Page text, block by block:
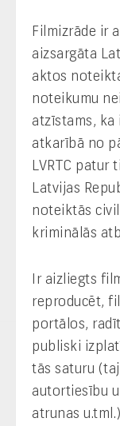
Filmizrāde ir
aizsargāta
aktos
noteikumu
atzīstams,
atkarībā no
LVRTC patur
Latvijas
noteiktās
kriminālās
Ir aizliegts
reproducēt,
portālos,
publiski
tās saturu
autortiesību
atrunas
Data –